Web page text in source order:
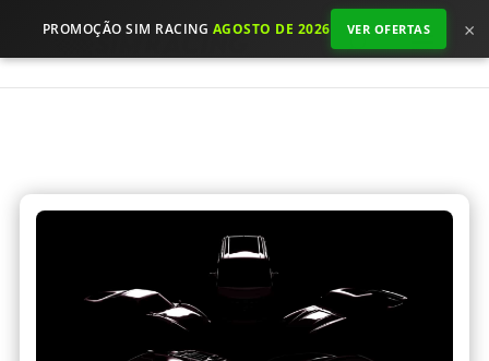
PROMOÇÃO SIM RACING AGOSTO DE 2026 VER OFERTAS ×